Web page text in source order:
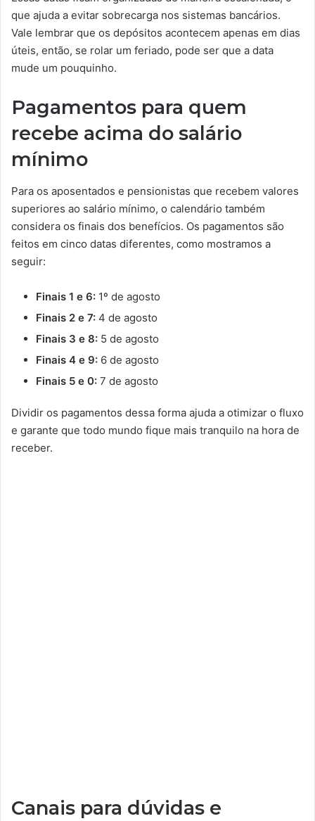
que ajuda a evitar sobrecarga nos sistemas bancários.
Vale lembrar que os depósitos acontecem apenas em dias
úteis, então, se rolar um feriado, pode ser que a data
mude um pouquinho.
Pagamentos para quem
recebe acima do salário
mínimo
Para os aposentados e pensionistas que recebem valores
superiores ao salário mínimo, o calendário também
considera os finais dos benefícios. Os pagamentos são
feitos em cinco datas diferentes, como mostramos a
seguir:
Finais 1 e 6: 1º de agosto
Finais 2 e 7: 4 de agosto
Finais 3 e 8: 5 de agosto
Finais 4 e 9: 6 de agosto
Finais 5 e 0: 7 de agosto
Dividir os pagamentos dessa forma ajuda a otimizar o fluxo
e garante que todo mundo fique mais tranquilo na hora de
receber.
Canais para dúvidas e